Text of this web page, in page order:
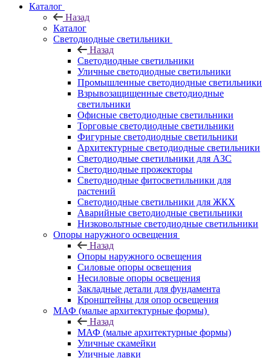
Каталог
Назад
Каталог
Светодиодные светильники
Назад
Светодиодные светильники
Уличные светодиодные светильники
Промышленные светодиодные светильники
Взрывозащищенные светодиодные
светильники
Офисные светодиодные светильники
Торговые светодиодные светильники
Фигурные светодиодные светильники
Архитектурные светодиодные светильники
Светодиодные светильники для АЗС
Светодиодные прожекторы
Светодиодные фитосветильники для
растений
Светодиодные светильники для ЖКХ
Аварийные светодиодные светильники
Низковольтные светодиодные светильники
Опоры наружного освещения
Назад
Опоры наружного освещения
Силовые опоры освещения
Несиловые опоры освещения
Закладные детали для фундамента
Кронштейны для опор освещения
МАФ (малые архитектурные формы)
Назад
МАФ (малые архитектурные формы)
Уличные скамейки
Уличные лавки